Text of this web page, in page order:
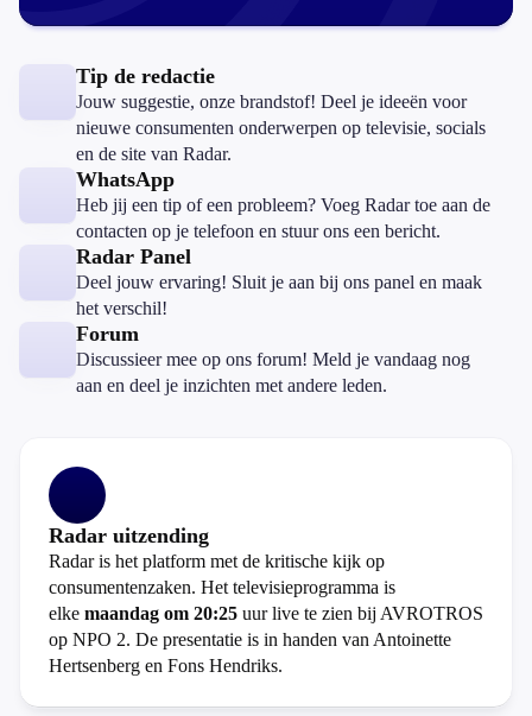
Tip de redactie
Jouw suggestie, onze brandstof! Deel je ideeën voor
nieuwe consumenten onderwerpen op televisie, socials
en de site van Radar.
WhatsApp
Heb jij een tip of een probleem? Voeg Radar toe aan de
contacten op je telefoon en stuur ons een bericht.
Radar Panel
Deel jouw ervaring! Sluit je aan bij ons panel en maak
het verschil!
Forum
Discussieer mee op ons forum! Meld je vandaag nog
aan en deel je inzichten met andere leden.
Radar uitzending
Radar is het platform met de kritische kijk op
consumentenzaken. Het televisieprogramma is
elke maandag om 20:25 uur live te zien bij AVROTROS
op NPO 2. De presentatie is in handen van Antoinette
Hertsenberg en Fons Hendriks.